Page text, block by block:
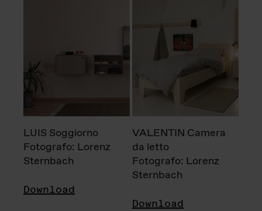
LUIS Soggiorno
Fotografo: Lorenz
Sternbach
Download
VALENTIN Camera
da letto
Fotografo: Lorenz
Sternbach
Download